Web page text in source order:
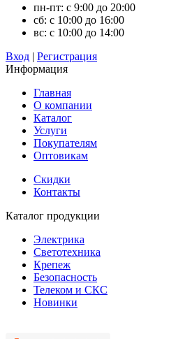
пн-пт: с 9:00 до 20:00
сб: с 10:00 до 16:00
вс: с 10:00 до 14:00
Вход | Регистрация
Информация
Главная
О компании
Каталог
Услуги
Покупателям
Оптовикам
Скидки
Контакты
Каталог продукции
Электрика
Светотехника
Крепеж
Безопасность
Телеком и СКС
Новинки